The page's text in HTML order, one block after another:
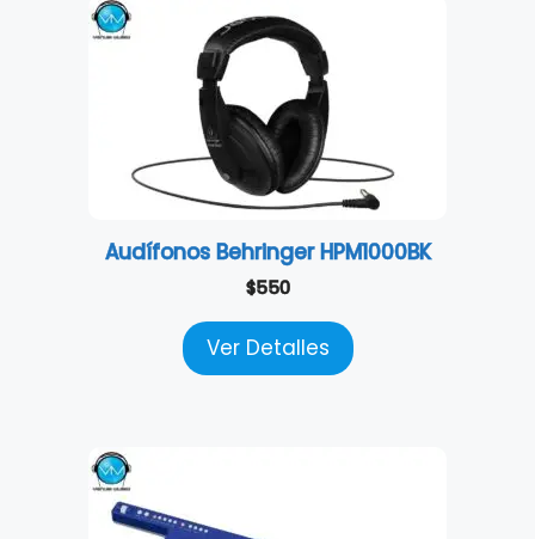
Audífonos Behringer HPM1000BK
$550
Ver Detalles